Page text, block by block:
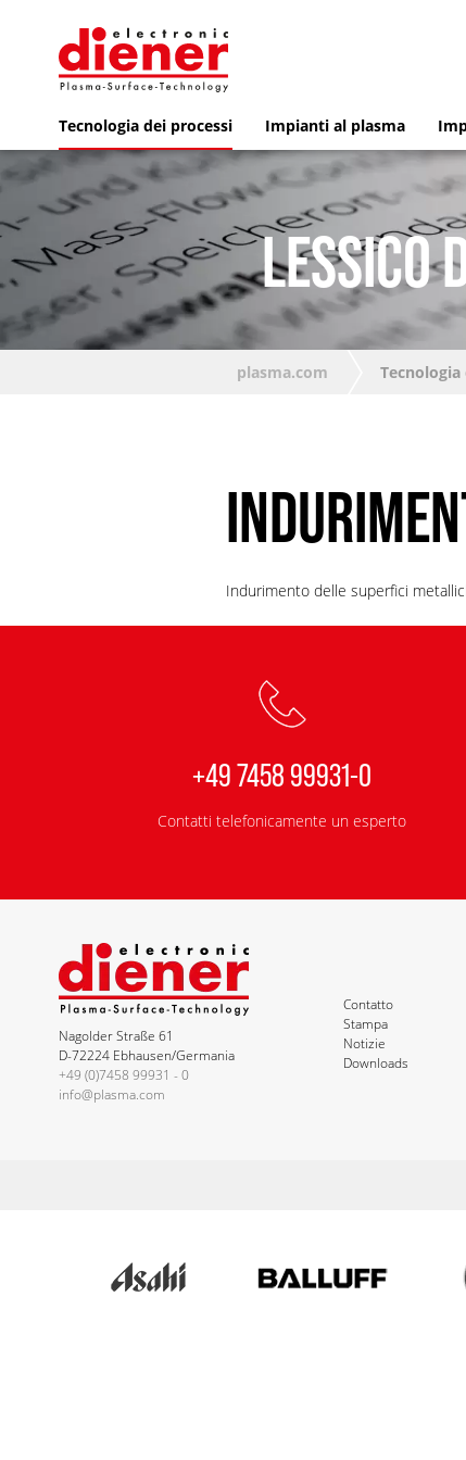
Tecnologia dei processi Impianti al plasma
LESSICO
plasma.com Tecnologia
Indurimento delle superfici
+49 7458 99931-0
Contatti telefonicamente un esperto
Nagolder Straße 61
D-72224 Ebhausen/Germania
+49 (0)7458 99931 - 0
info@plasma.com
Contatto
Stampa
Notizie
Downloads